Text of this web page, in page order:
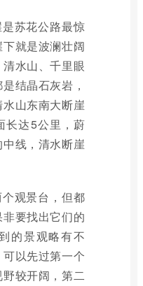
苏花公路最惊
就是波澜壮阔
水山、千里眼
结晶石灰岩，
山东南大断崖
长达5公里，蔚
线，清水断崖
观景台，但都
要找出它们的
的景观略有不
以先过第一个
较开阔，第二